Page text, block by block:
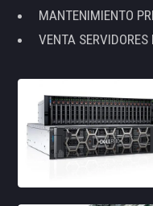
MANTENIMIENTO
VENTA